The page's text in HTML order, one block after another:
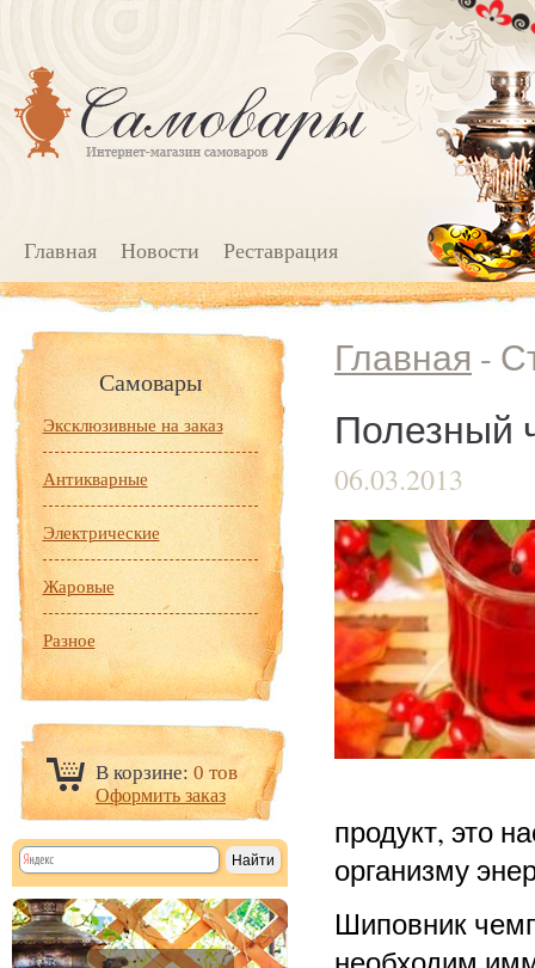
Главная Новости Реставрация
Самовары
Эксклюзивные на заказ
Антикварные
Электрические
Жаровые
Разное
В корзине: 0 тов
Оформить заказ
Главная -
Полезный
06.03.2013
продукт, это
организму
Шиповник